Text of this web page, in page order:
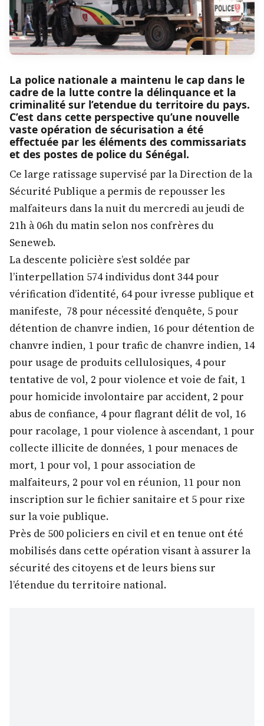
La police nationale a maintenu le cap dans le
cadre de la lutte contre la délinquance et la
criminalité sur l’etendue du territoire du pays.
C’est dans cette perspective qu’une nouvelle
vaste opération de sécurisation a été
effectuée par les éléments des commissariats
et des postes de police du Sénégal.
Ce large ratissage supervisé par la Direction de la
Sécurité Publique a permis de repousser les
malfaiteurs dans la nuit du mercredi au jeudi de
21h à 06h du matin selon nos confrères du
Seneweb.
La descente policière s’est soldée par
l’interpellation 574 individus dont 344 pour
vérification d’identité, 64 pour ivresse publique et
manifeste, 78 pour nécessité d’enquête, 5 pour
détention de chanvre indien, 16 pour détention de
chanvre indien, 1 pour trafic de chanvre indien, 14
pour usage de produits cellulosiques, 4 pour
tentative de vol, 2 pour violence et voie de fait, 1
pour homicide involontaire par accident, 2 pour
abus de confiance, 4 pour flagrant délit de vol, 16
pour racolage, 1 pour violence à ascendant, 1 pour
collecte illicite de données, 1 pour menaces de
mort, 1 pour vol, 1 pour association de
malfaiteurs, 2 pour vol en réunion, 11 pour non
inscription sur le fichier sanitaire et 5 pour rixe
sur la voie publique.
Près de 500 policiers en civil et en tenue ont été
mobilisés dans cette opération visant à assurer la
sécurité des citoyens et de leurs biens sur
l’étendue du territoire national.